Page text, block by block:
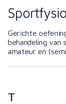
Gerichte
behandeling van
amateur en
T